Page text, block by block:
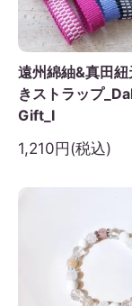
遠州綿紬&真田
きストラップ
Gift_I
1,210円(税込)